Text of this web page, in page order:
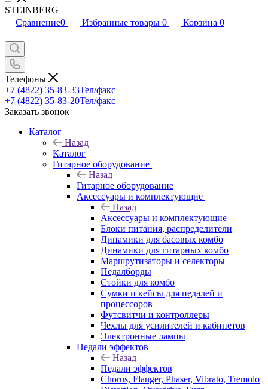
STEINBERG
Сравнение0 Избранные товары 0 Корзина 0
Телефоны
+7 (4822) 35-83-33Тел/факс
+7 (4822) 35-83-20Тел/факс
Заказать звонок
Каталог
Назад
Каталог
Гитарное оборудование
Назад
Гитарное оборудование
Аксессуары и комплектующие
Назад
Аксессуары и комплектующие
Блоки питания, распределители
Динамики для басовых комбо
Динамики для гитарных комбо
Маршрутизаторы и селекторы
Педалборды
Стойки для комбо
Сумки и кейсы для педалей и
процессоров
Футсвитчи и контроллеры
Чехлы для усилителей и кабинетов
Электронные лампы
Педали эффектов
Назад
Педали эффектов
Chorus, Flanger, Phaser, Vibrato, Tremolo